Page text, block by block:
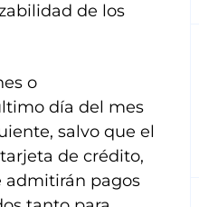
de los
o
día del mes
salvo que el
de crédito,
admitirán pagos